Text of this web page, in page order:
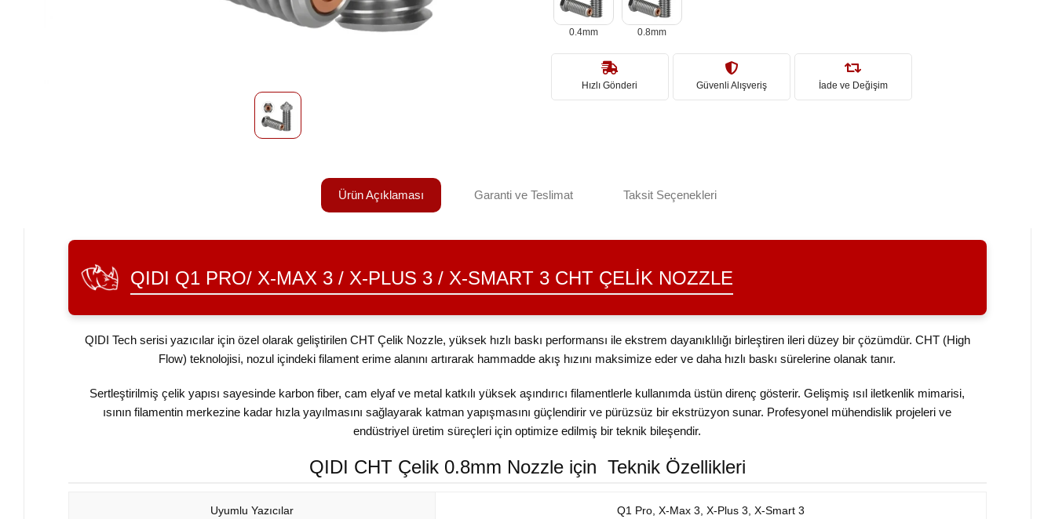
0.4mm 0.8mm
Hızlı Gönderi Güvenli Alışveriş İade ve Değişim
Ürün Açıklaması Garanti ve Teslimat Taksit Seçenekleri
QIDI Q1 PRO/ X-MAX 3 / X-PLUS 3 / X-SMART 3 CHT ÇELIK NOZZLE
QIDI Tech serisi yazıcılar için özel olarak geliştirilen CHT Çelik Nozzle, yüksek hızlı baskı performansı ile ekstrem dayanıklılığı birleştiren ileri düzey bir çözümdür. CHT (High
Flow) teknolojisi, nozul içindeki filament erime alanını artırarak hammadde akış hızını maksimize eder ve daha hızlı baskı sürelerine olanak tanır.
Sertleştirilmiş çelik yapısı sayesinde karbon fiber, cam elyaf ve metal katkılı yüksek aşındırıcı filamentlerle kullanımda üstün direnç gösterir. Gelişmiş ısıl iletkenlik mimarisi,
ısının filamentin merkezine kadar hızla yayılmasını sağlayarak katman yapışmasını güçlendirir ve pürüzsüz bir ekstrüzyon sunar. Profesyonel mühendislik projeleri ve
endüstriyel üretim süreçleri için optimize edilmiş bir teknik bileşendir.
QIDI CHT Çelik 0.8mm Nozzle için Teknik Özellikleri
Uyumlu Yazıcılar Q1 Pro, X-Max 3, X-Plus 3, X-Smart 3